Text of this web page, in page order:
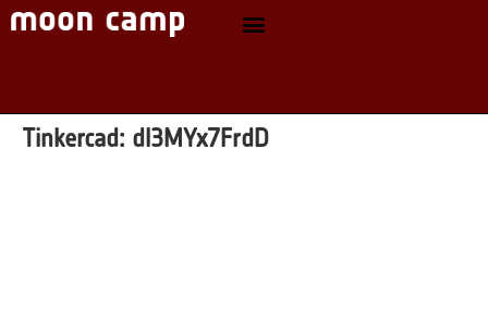
Tinkercad: dl3MYx7FrdD